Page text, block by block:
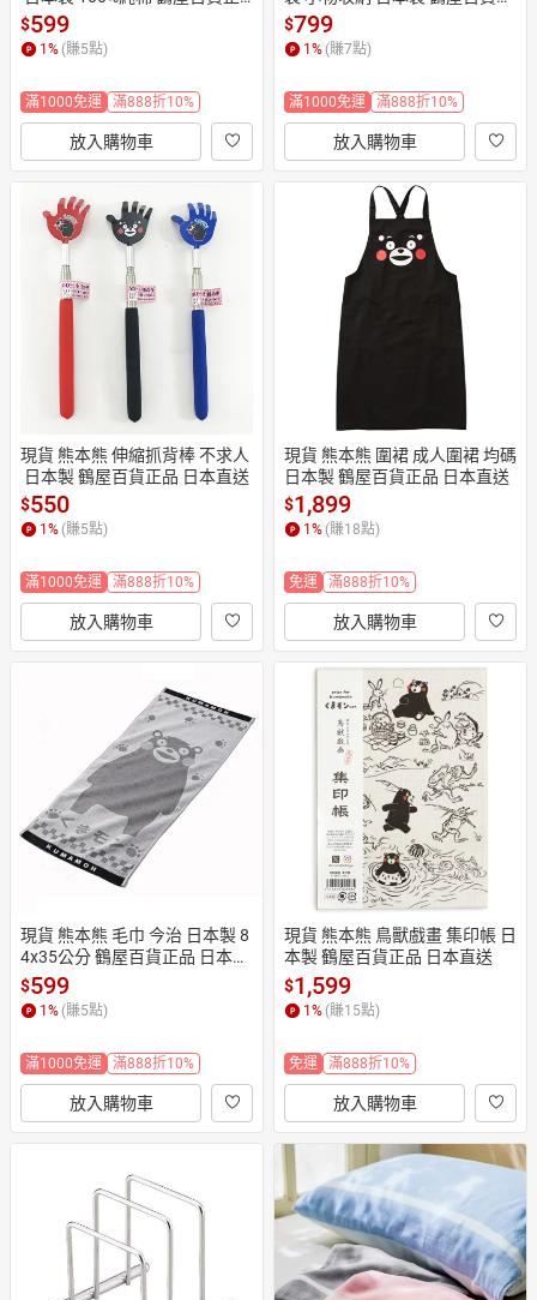
品 日本直送
$599
1 % (賺5點)
滿1000免運 滿888折10%
放入購物車
品 日本直送
$799
1 % (賺7點)
滿1000免運 滿888折10%
放入購物車
現貨 熊本熊 伸縮抓背棒 不求人
日本製 鶴屋百貨正品 日本直送
$550
1 % (賺5點)
滿1000免運 滿888折10%
放入購物車
現貨 熊本熊 圍裙 成人圍裙 均碼
日本製 鶴屋百貨正品 日本直送
$1,899
1 % (賺18點)
免運 滿888折10%
放入購物車
現貨 熊本熊 毛巾 今治 日本製 8
4x35公分 鶴屋百貨正品 日本直
送
$599
1% (賺5點)
滿1000免運 滿888折10%
放入購物車
現貨 熊本熊 鳥獸戲畫 集印帳 日
本製 鶴屋百貨正品 日本直送
$1,599
1% (賺15點)
免運 滿888折10%
放入購物車